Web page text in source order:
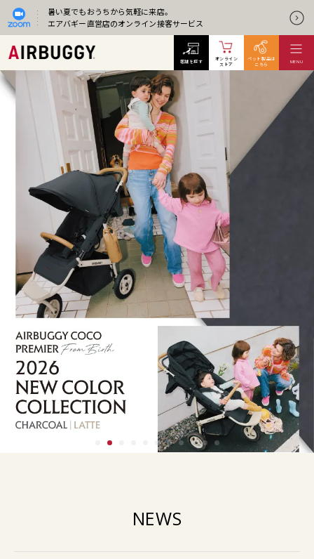
暑い夏でもおうちから気軽に来店。
エアバギー直営店のオンライン接客サービス
NEWS
店舗を探す
オンライン
ストア
ペット製品は
こちら
MENU